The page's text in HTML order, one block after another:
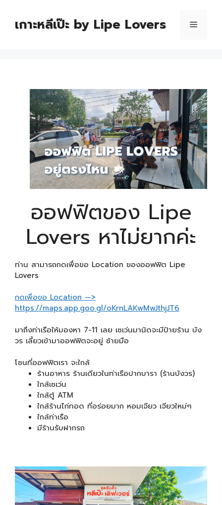
เกาะหลีเป๊ะ by Lipe Lovers
ออฟฟิตของ Lipe
Lovers หาไม่ยากค่ะ
ท่าน สามารถกดเพื่อขอ Location ของออฟฟิต Lipe
Lovers
กดเพื่อขอ Location —>
https://maps.app.goo.gl/oKrnLAKwMwJthjJT6
มาถึงท่าเรือให้มองหา 7-11 เลย เซเว่นมานิดจะมีป้ายร้าน บัง
วร เลี้ยวเข้ามาออฟฟิตจะอยู่ ซ้ายมือ
โซนที่ออฟฟิตเรา จะใกล้
ร้านอาหาร ร้านเดียวในท่าเรือปากบารา (ร้านบังวร)
ใกล้เซเว่น
ใกล้ตู้ ATM
ใกล้ร้านไก่ทอด ที่อร่อยมาก หอมเจียว เจียวใหม่ๆ
ใกล้ท่าเรือ
มีร้านรับฝากรถ